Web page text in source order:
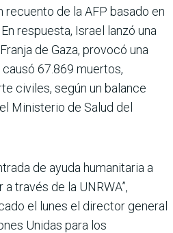
recuento de la AFP basado en
respuesta, Israel lanzó una
de Gaza, provocó una
67.869 muertos,
civiles, según un balance
Ministerio de Salud del
de ayuda humanitaria a
través de la UNRWA”,
el lunes el director general
Unidas para los